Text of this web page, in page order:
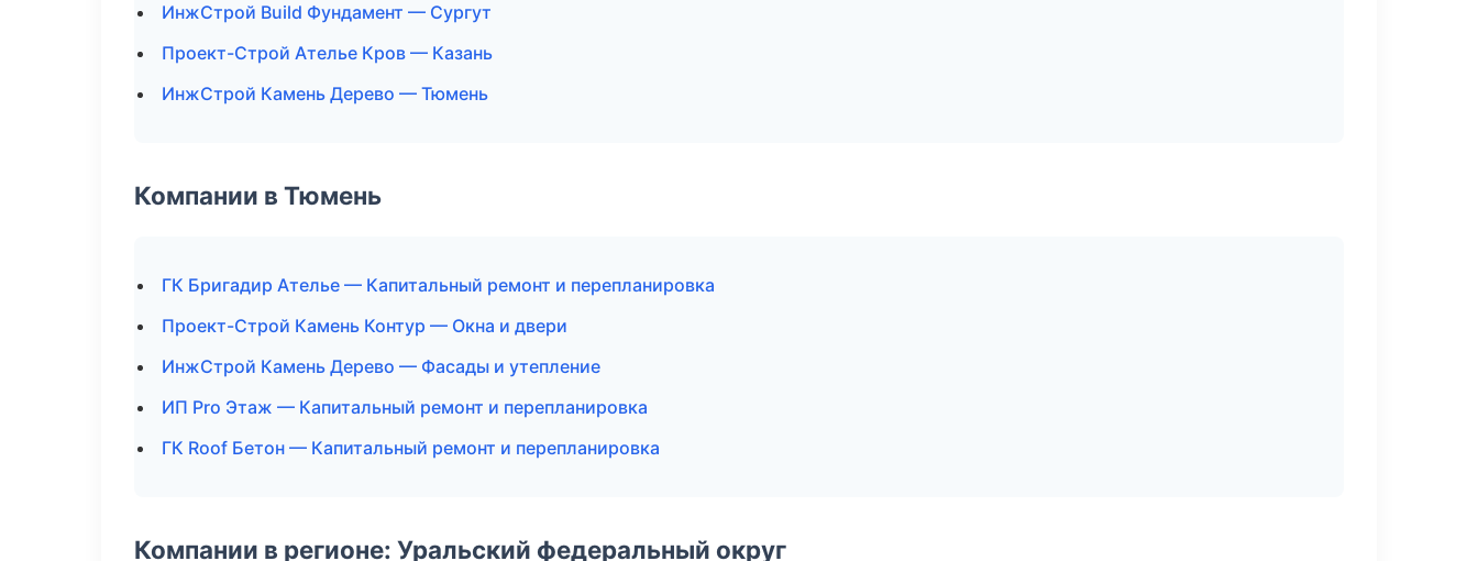
ИнжСтрой Build Фундамент — Сургут
Проект-Строй Ателье Кров — Казань
ИнжСтрой Камень Дерево — Тюмень
Компании в Тюмень
ГК Бригадир Ателье — Капитальный ремонт и перепланировка
Проект-Строй Камень Контур — Окна и двери
ИнжСтрой Камень Дерево — Фасады и утепление
ИП Pro Этаж — Капитальный ремонт и перепланировка
ГК Roof Бетон — Капитальный ремонт и перепланировка
Компании в регионе: Уральский федеральный округ